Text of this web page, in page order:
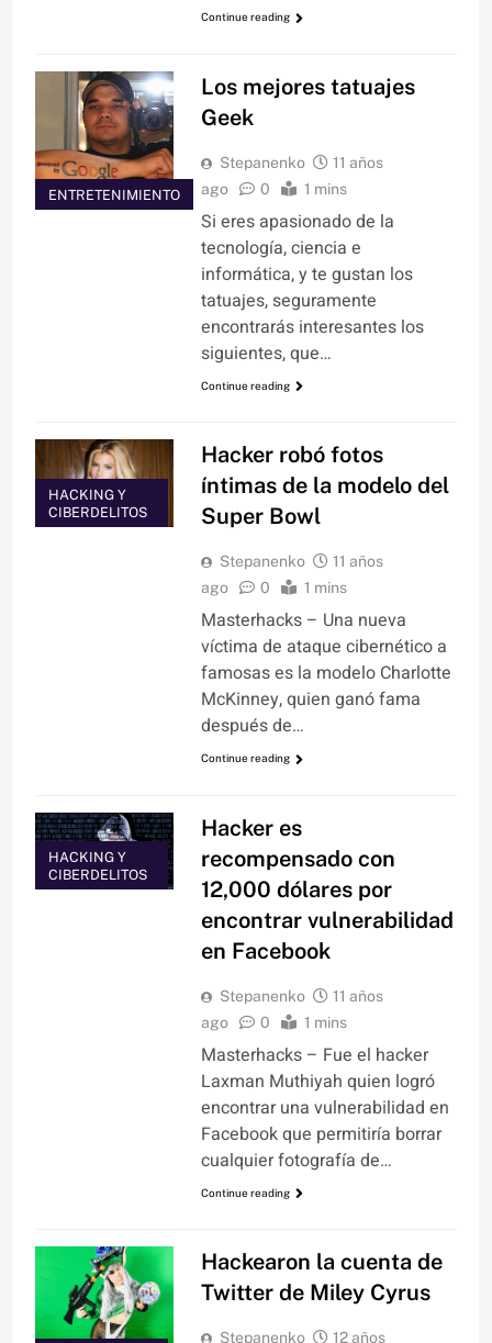
Continue reading
ENTRETENIMIENTO
Los mejores tatuajes
Geek
Stepanenko
11 años
ago
0 1 mins
Si eres apasionado de la
tecnología, ciencia e
informática, y te gustan los
tatuajes, seguramente
encontrarás interesantes los
siguientes, que…
Continue reading
HACKING Y
CIBERDELITOS
Hacker robó fotos
íntimas de la modelo del
Super Bowl
Stepanenko
11 años
ago
0 1 mins
Masterhacks – Una nueva
víctima de ataque cibernético a
famosas es la modelo Charlotte
McKinney, quien ganó fama
después de…
Continue reading
HACKING Y
CIBERDELITOS
Hacker es
recompensado con
12,000 dólares por
encontrar vulnerabilidad
en Facebook
Stepanenko
11 años
ago
0 1 mins
Masterhacks – Fue el hacker
Laxman Muthiyah quien logró
encontrar una vulnerabilidad en
Facebook que permitiría borrar
cualquier fotografía de…
Continue reading
Hackearon la cuenta de
Twitter de Miley Cyrus
Stepanenko 12 años